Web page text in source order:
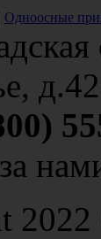
Одноосные
д.42